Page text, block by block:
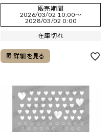
販売期間
2026/03/02 10:00〜
2028/03/02 0:00
在庫切れ
詳細を見る